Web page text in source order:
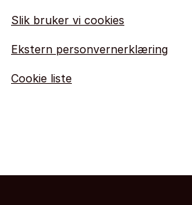
Slik bruker vi cookies
Ekstern personvernerklæring
Cookie liste